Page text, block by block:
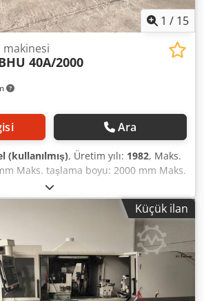
1 / 15
40A/2000
Ara
(kullanılmış), Üretim yılı: 1982, Maks.
Maks. taşlama boyu: 2000 mm Maks.
300 kg Dcsdpfxjzbh Azo Ahpek Üretim
Küçük ilan